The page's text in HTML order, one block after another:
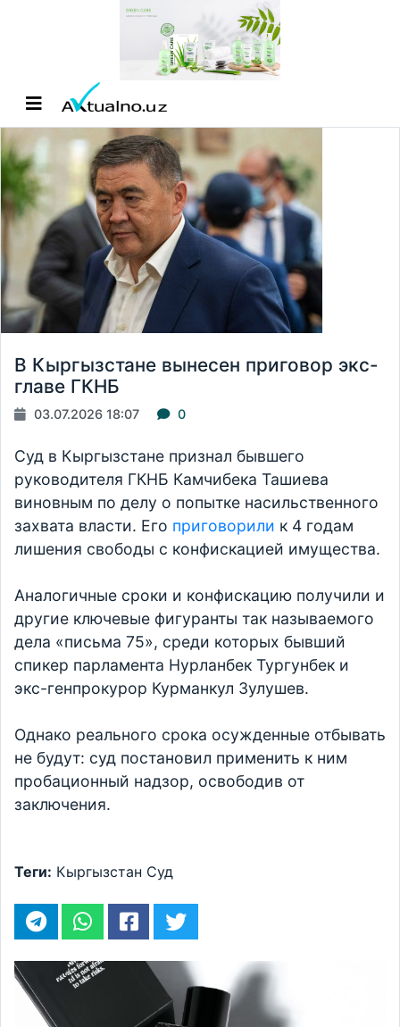
В Кыргызстане вынесен приговор экс-
главе ГКНБ
03.07.2026 18:07 0
Суд в Кыргызстане признал бывшего
руководителя ГКНБ Камчибека Ташиева
виновным по делу о попытке насильственного
захвата власти. Его приговорили к 4 годам
лишения свободы с конфискацией имущества.
Аналогичные сроки и конфискацию получили и
другие ключевые фигуранты так называемого
дела «письма 75», среди которых бывший
спикер парламента Нурланбек Тургунбек и
экс-генпрокурор Курманкул Зулушев.
Однако реального срока осужденные отбывать
не будут: суд постановил применить к ним
пробационный надзор, освободив от
заключения.
Теги: Кыргызстан Суд